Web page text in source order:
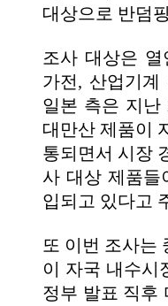
대상으로 반덤
조사 대상은 열
가전, 산업기
일본 측은 지난
대만산 제품이
통되면서 시장
사 대상 제품들
입되고 있다고
또 이번 조사는
이 자국 내수시
정부 발표 직후